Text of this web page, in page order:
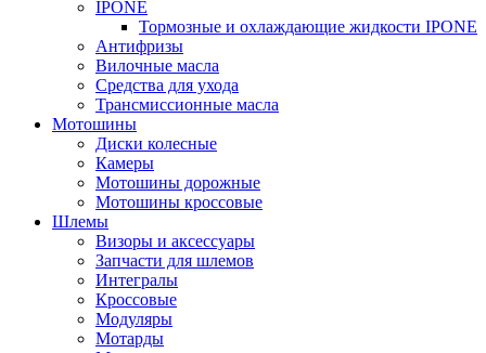
IPONE
Тормозные и охлаждающие жидкости IPONE
Антифризы
Вилочные масла
Средства для ухода
Трансмиссионные масла
Мотошины
Диски колесные
Камеры
Мотошины дорожные
Мотошины кроссовые
Шлемы
Визоры и аксессуары
Запчасти для шлемов
Интегралы
Кроссовые
Модуляры
Мотарды